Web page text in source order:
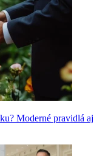
Moderné pravidlá aj